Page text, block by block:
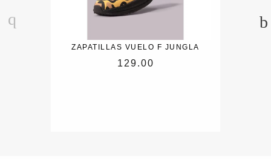
ZAPATILLAS VUELO F JUNGLA
129.00